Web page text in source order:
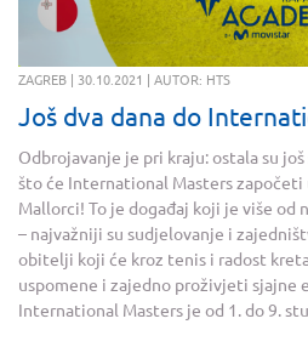
ZAGREB | 30.10.2021 | AUTOR: HTS
Još dva dana do
Odbrojavanje je pri kraju: ostala su
što će International Masters započeti
Mallorci! To je događaj koji je više od
– najvažniji su sudjelovanje i
obitelji koji će kroz tenis i radost
uspomene i zajedno proživjeti sjajne
International Masters je od 1. do 9.